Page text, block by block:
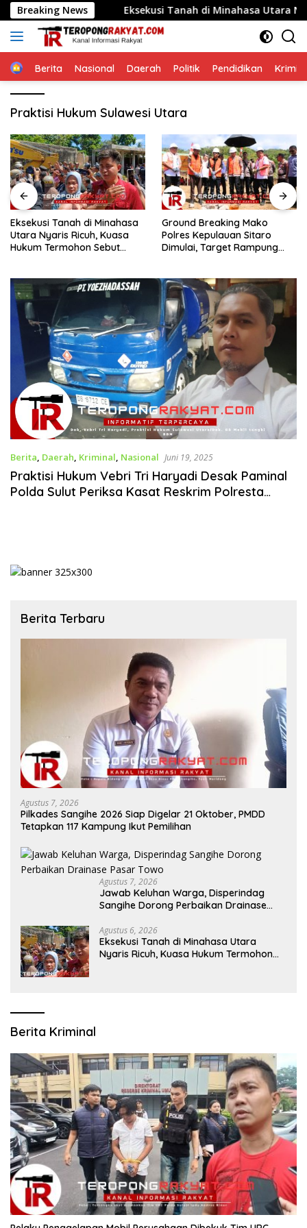
Langsung
ke
konten
Breaking News
Towo Eksekusi Tanah di Minahasa Utara Nyaris
HomeBerita Nasional Daerah Politik Pendidikan
Praktisi Hukum Sulawesi Utara
Ground Breaking Mako
Polres Kepulauan Sitaro
Dimulai, Target Rampung
​PLT Rektor Unsrat Jamaludin
Jompa Terbitkan 7 Arahan
Penting untuk Kampus
Berita, Daerah, Kriminal, Nasional Juni 19, 2025
Praktisi Hukum Vebri Tri Haryadi Desak Paminal
Polda Sulut Periksa Kasat Reskrim Polresta
Berita Terbaru
Agustus 7, 2026
Pilkades Sangihe 2026 Siap Digelar 21 Oktober, PMDD
Tetapkan 117 Kampung Ikut Pemilihan
Agustus 7, 2026
Jawab Keluhan Warga, Disperindag
Sangihe Dorong Perbaikan Drainase
Agustus 6, 2026
Eksekusi Tanah di Minahasa Utara
Nyaris Ricuh, Kuasa Hukum Termohon
Berita Kriminal